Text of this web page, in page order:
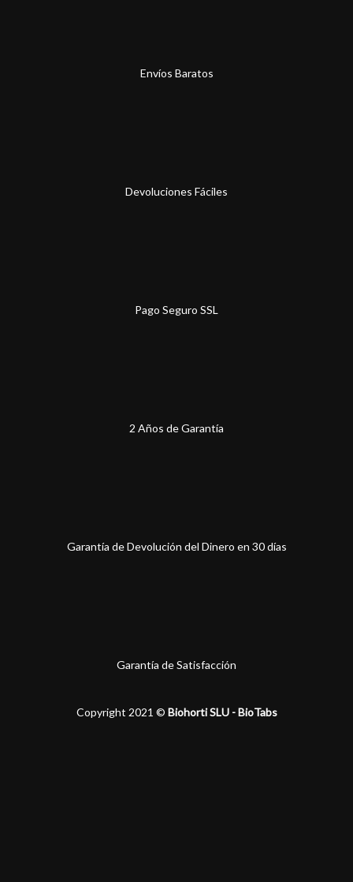
Envíos Baratos
Devoluciones Fáciles
Pago Seguro SSL
2 Años de Garantía
Garantía de Devolución del Dinero en 30 días
Garantía de Satisfacción
Copyright 2021 © Biohorti SLU - BioTabs